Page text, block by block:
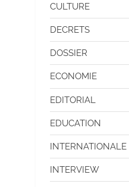
CULTURE
DECRETS
DOSSIER
ECONOMIE
EDITORIAL
EDUCATION
INTERNATIONALE
INTERVIEW